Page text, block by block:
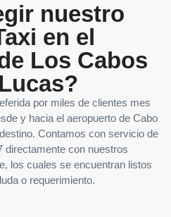
nuestro
en el
Los Cabos
por miles de clientes mes
y hacia el aeropuerto de Cabo
Contamos con servicio de
directamente con nuestros
los cuales se encuentran listos
o requerimiento.